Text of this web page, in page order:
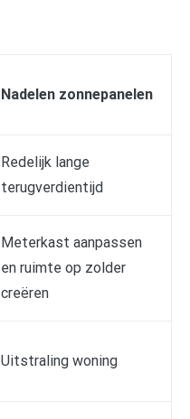
Nadelen zonnepanelen
Redelijk lange
terugverdientijd
Meterkast aanpassen
en ruimte op zolder
creëren
Uitstraling woning